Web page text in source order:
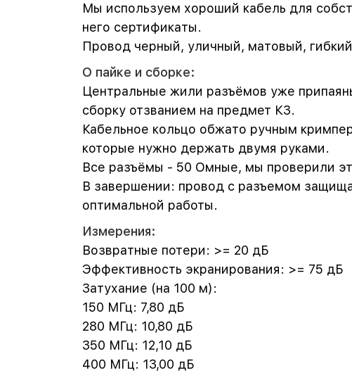
Мы используем хороший кабель для
него сертификаты.
Провод черный, уличный, матовый,
О пайке и сборке:
Центральные жили разъёмов уже
сборку отзванием на предмет КЗ.
Кабельное кольцо обжато ручным
которые нужно держать двумя руками.
Все разъёмы - 50 Омные, мы проверили
В завершении: провод с разъемом
оптимальной работы.
Измерения:
Возвратные потери: >= 20 дБ
Эффективность экранирования: >= 75 дБ
Затухание (на 100 м):
150 МГц: 7,80 дБ
280 МГц: 10,80 дБ
350 МГц: 12,10 дБ
400 МГц: 13,00 дБ